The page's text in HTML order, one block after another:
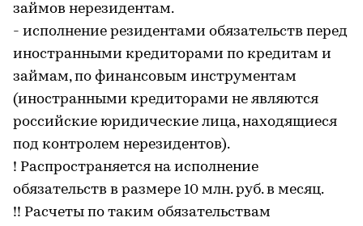
займов нерезидентам.
- исполнение резидентами обязательств перед
иностранными кредиторами по кредитам и
займам, по финансовым инструментам
(иностранными кредиторами не являются
российские юридические лица, находящиеся
под контролем нерезидентов).
! Распространяется на исполнение
обязательств в размере 10 млн. руб. в месяц.
!! Расчеты по таким обязательствам